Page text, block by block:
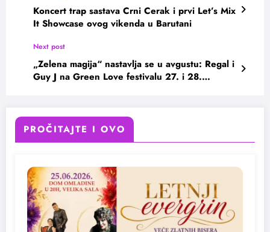
Koncert trap sastava Crni Cerak i prvi Let’s Mix
It Showcase ovog vikenda u Barutani
Next post
„Zelena magija“ nastavlja se u avgustu: Regal i
Guy J na Green Love festivalu 27. i 28.
PROČITAJTE I OVO